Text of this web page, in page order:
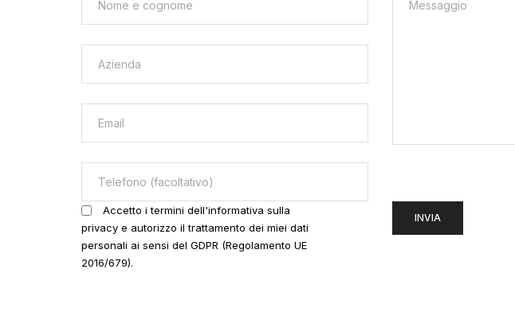
Accetto i termini dell'informativa sulla
privacy e autorizzo il trattamento dei miei dati
personali ai sensi del GDPR (Regolamento UE
2016/679).